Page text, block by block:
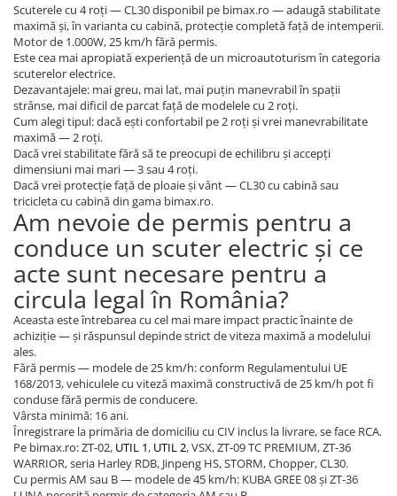
Scuterele cu 4 roți — CL30 disponibil pe bimax.ro — adaugă stabilitate
maximă și, în varianta cu cabină, protecție completă față de intemperii.
Motor de 1.000W, 25 km/h fără permis.
Este cea mai apropiată experiență de un microautoturism în categoria
scuterelor electrice.
Dezavantajele: mai greu, mai lat, mai puțin manevrabil în spații
strânse, mai dificil de parcat față de modelele cu 2 roți.
Cum alegi tipul: dacă ești confortabil pe 2 roți și vrei manevrabilitate
maximă — 2 roți.
Dacă vrei stabilitate fără să te preocupi de echilibru și accepți
dimensiuni mai mari — 3 sau 4 roți.
Dacă vrei protecție față de ploaie și vânt — CL30 cu cabină sau
tricicleta cu cabină din gama bimax.ro.
Am nevoie de permis pentru a
conduce un scuter electric și ce
acte sunt necesare pentru a
circula legal în România?
Aceasta este întrebarea cu cel mai mare impact practic înainte de
achiziție — și răspunsul depinde strict de viteza maximă a modelului
ales.
Fără permis — modele de 25 km/h: conform Regulamentului UE
168/2013, vehiculele cu viteză maximă constructivă de 25 km/h pot fi
conduse fără permis de conducere.
Vârsta minimă: 16 ani.
Înregistrare la primăria de domiciliu cu CIV inclus la livrare, se face RCA.
Pe bimax.ro: ZT-02, UTIL 1, UTIL 2, VSX, ZT-09 TC PREMIUM, ZT-36
WARRIOR, seria Harley RDB, Jinpeng HS, STORM, Chopper, CL30.
Cu permis AM sau B — modele de 45 km/h: KUBA GREE 08 și ZT-36